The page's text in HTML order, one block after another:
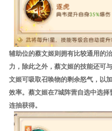
辅助位的蔡文姬则拥有比较通用的
力，除此之外，蔡文姬的技能还可
文姬可吸取召唤物的剩余怒气，以
效率。蔡文姬在7城阵营自选中选
连抽获得。